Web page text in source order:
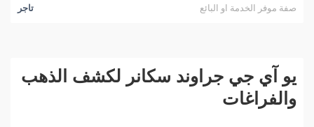
صفة موفر الخدمة او البائع
تاجر
يو آي جي جراوند سكانر لكشف الذهب
والفراغات